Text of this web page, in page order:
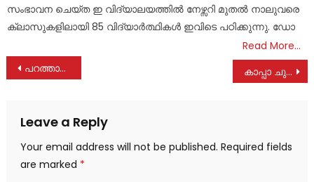
സംഭാവന ചെയ്ത ഇ വിദ്യാലയത്തിൽ നേഴ്സറി മുതൽ നാലുവരെ
ക്ലാസുകളിലായി 85 വിദ്യാർത്ഥികൾ ഇവിടെ പഠിക്കുന്നു. ഡോ
Read More…
Post
പറത്താനം ഗ്രാമദീപം വായനശാല സുവർണ്ണ ജൂബിലി ആഘോഷം കാപ്പാ ചുമത്തി രണ്ടുപേരെ നാടുകടത്തി
Leave a Reply
Your email address will not be published. Required fields
are marked *